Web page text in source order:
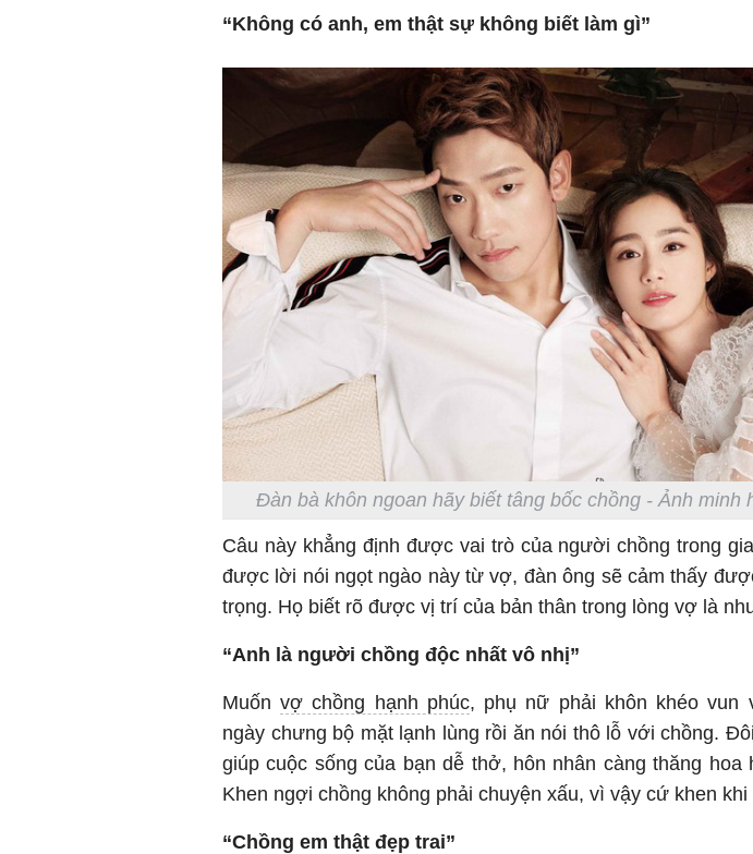
“Không có anh, em thật sự không biết làm gì”
Đàn bà khôn ngoan hãy biết tâng bốc chồng - Ảnh minh
Câu này khẳng định được vai trò của người chồng trong
được lời nói ngọt ngào này từ vợ, đàn ông sẽ cảm thấy
trọng. Họ biết rõ được vị trí của bản thân trong lòng vợ là
“Anh là người chồng độc nhất vô nhị”
Muốnvợ chồng hạnh phúc, phụ nữ phải khôn khéo vun
ngày chưng bộ mặt lạnh lùng rồi ăn nói thô lỗ với chồng.
giúp cuộc sống của bạn dễ thở, hôn nhân càng thăng hoa
Khen ngợi chồng không phải chuyện xấu, vì vậy cứ khen
“Chồng em thật đẹp trai”